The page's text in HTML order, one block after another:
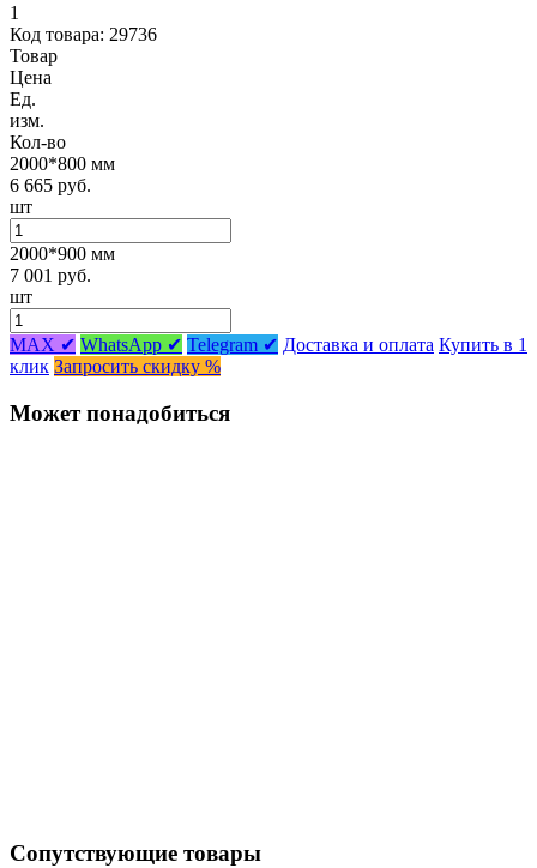
1
Код товара: 29736
Товар
Цена
Ед.
изм.
Кол-во
2000*800 мм
6 665 руб.
шт
2000*900 мм
7 001 руб.
шт
MAX ✔ WhatsApp ✔ Telegram ✔ Доставка и оплата Купить в 1
клик Запросить скидку %
Может понадобиться
Сопутствующие товары